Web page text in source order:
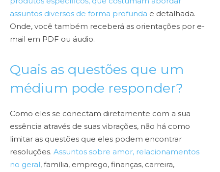
assuntos diversos de forma profunda e detalhada.
Onde, você também receberá as orientações por e-
mail em PDF ou áudio.
Quais as questões que um
médium pode responder?
Como eles se conectam diretamente com a sua
essência através de suas vibrações, não há como
limitar as questões que eles podem encontrar
resoluções. Assuntos sobre amor, relacionamentos
no geral, família, emprego, finanças, carreira,